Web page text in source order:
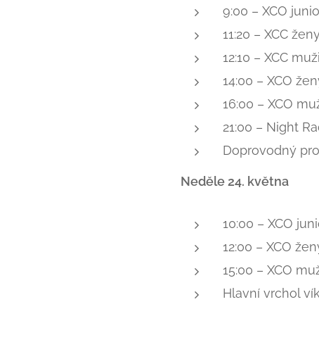
9:00 – XCO
11:20 – XCC
12:10 – XCC
14:00 – XCO
16:00 – XCO
21:00 – Night
Doprovodný
Neděle 24. května
10:00 – XCO
12:00 – XCO
15:00 – XCO
Hlavní vrchol